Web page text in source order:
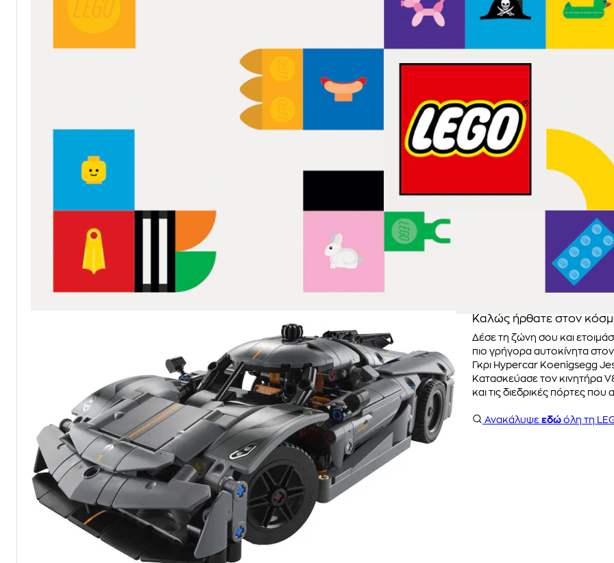
Καλώς ήρθατε στον
Δέσε τη ζώνη σου και
πιο γρήγορα αυτοκίνητα
Γκρι Hypercar Koenigsegg
Κατασκεύασε τον κινητήρα
και τις διεδρικές πόρτες
Ανακάλυψε εδώ όλη τη